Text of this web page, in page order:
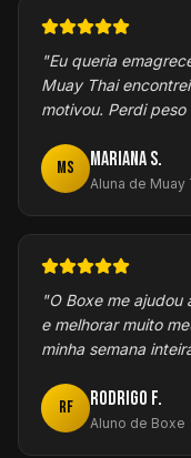
"Eu queria
Muay Thai
motivou. Perdi
MS Mariana S.
Aluna de Muay
"O Boxe me ajudou
e melhorar muito
minha semana
RF Rodrigo F.
Aluno de Boxe